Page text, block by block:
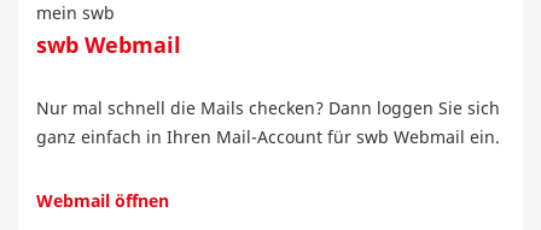
mein swb
swb Webmail
Nur mal schnell die Mails checken? Dann loggen Sie sich
ganz einfach in Ihren Mail-Account für swb Webmail ein.
Webmail öffnen